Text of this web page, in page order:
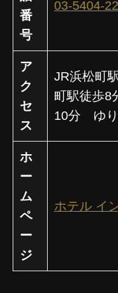
番
号
03-5404-
ア
ク
セ
ス
JR浜松町
町駅徒歩
10分 ゆり
ホ
ー
ム
ペ
ー
ジ
ホテル イ